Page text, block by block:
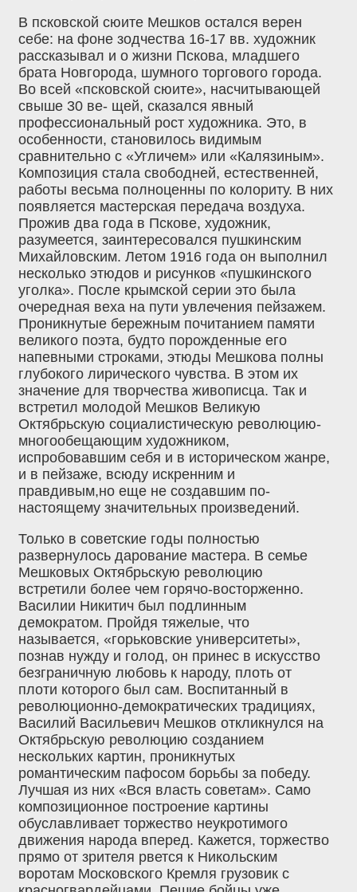
В псковской сюите Мешков остался верен
себе: на фоне зодчества 16-17 вв. художник
рассказывал и о жизни Пскова, младшего
брата Новгорода, шумного торгового города.
Во всей «псковской сюите», насчитывающей
свыше 30 ве- щей, сказался явный
профессиональный рост художника. Это, в
особенности, становилось видимым
сравнительно с «Угличем» или «Калязиным».
Композиция стала свободней, естественней,
работы весьма полноценны по колориту. В них
появляется мастерская передача воздуха.
Прожив два года в Пскове, художник,
разумеется, заинтересовался пушкинским
Михайловским. Летом 1916 года он выполнил
несколько этюдов и рисунков «пушкинского
уголка». После крымской серии это была
очередная веха на пути увлечения пейзажем.
Проникнутые бережным почитанием памяти
великого поэта, будто порожденные его
напевными строками, этюды Мешкова полны
глубокого лирического чувства. В этом их
значение для творчества живописца. Так и
встретил молодой Мешков Великую
Октябрьскую социалистическую революцию-
многообещающим художником,
испробовавшим себя и в историческом жанре,
и в пейзаже, всюду искренним и
правдивым,но еще не создавшим по-
настоящему значительных произведений.
Только в советские годы полностью
развернулось дарование мастера. В семье
Мешковых Октябрьскую революцию
встретили более чем горячо-восторженно.
Василии Никитич был подлинным
демократом. Пройдя тяжелые, что
называется, «горьковские университеты»,
познав нужду и голод, он принес в искусство
безграничную любовь к народу, плоть от
плоти которого был сам. Воспитанный в
революционно-демократических традициях,
Василий Васильевич Мешков откликнулся на
Октябрьскую революцию созданием
нескольких картин, проникнутых
романтическим пафосом борьбы за победу.
Лучшая из них «Вся власть советам». Само
композиционное построение картины
обуславливает торжество неукротимого
движения народа вперед. Кажется, торжество
прямо от зрителя рвется к Никольским
воротам Московского Кремля грузовик с